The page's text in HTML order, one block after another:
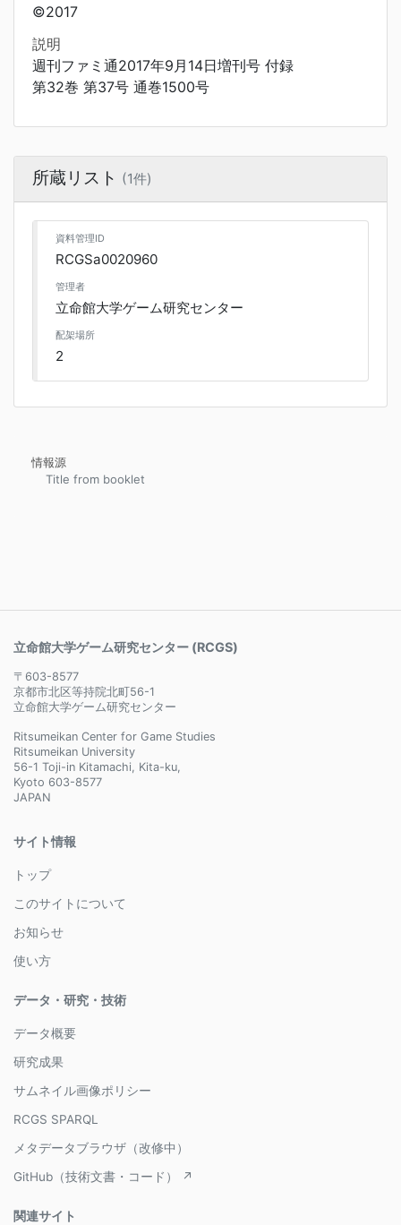
©2017
説明
週刊ファミ通2017年9月14日増刊号 付録
第32巻 第37号 通巻1500号
所蔵リスト (1件)
資料管理ID
RCGSa0020960
管理者
立命館大学ゲーム研究センター
配架場所
2
情報源
Title from booklet
立命館大学ゲーム研究センター (RCGS)
〒603-8577
京都市北区等持院北町56-1
立命館大学ゲーム研究センター
Ritsumeikan Center for Game Studies
Ritsumeikan University
56-1 Toji-in Kitamachi, Kita-ku,
Kyoto 603-8577
JAPAN
サイト情報
トップ
このサイトについて
お知らせ
使い方
データ・研究・技術
データ概要
研究成果
サムネイル画像ポリシー
RCGS SPARQL
メタデータブラウザ（改修中）
GitHub（技術文書・コード） ↗
関連サイト